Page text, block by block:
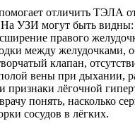
отличить ТЭЛА
На УЗИ могут быть
правого
между желудочками,
клапан,
вены при дыхании,
признаки лёгочной
понять, насколько
сосудов в лёгких.